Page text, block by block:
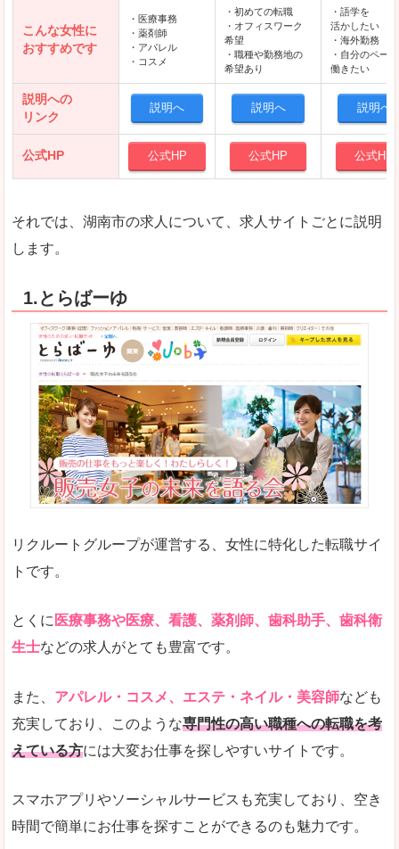
こんな女性に
おすすめです
・医療事務
・薬剤師
・アパレル
・コスメ
・初めての転職
・オフィスワーク
希望
・職種や勤務地の
希望あり
・語学を
活かしたい
・海外勤務
・自分のペー
働きたい
説明への
リンク
説明へ 説明へ 説明へ
公式HP 公式HP 公式HP 公式HP
それでは、湖南市の求人について、求人サイトごとに説明
します。
1.とらばーゆ
リクルートグループが運営する、女性に特化した転職サイ
トです。
とくに 医療事務や医療、看護、薬剤師、歯科助手、歯科衛
生士などの求人がとても豊富です。
また、 アパレル・コスメ、エステ・ネイル・美容師なども
充実しており、このような専門性の高い職種への転職を考
えている方には大変お仕事を探しやすいサイトです。
スマホアプリやソーシャルサービスも充実しており、空き
時間で簡単にお仕事を探すことができるのも魅力です。